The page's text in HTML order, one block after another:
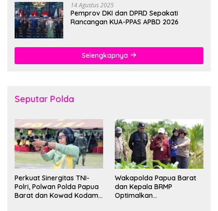
14 Agustus 2025
Pemprov DKI dan DPRD Sepakati
Rancangan KUA-PPAS APBD 2026
Selengkapnya
Seputar Polda
Perkuat Sinergitas TNI-
Polri, Polwan Polda Papua
Barat dan Kowad Kodam
Wakapolda Papua Barat
dan Kepala BRMP
Optimalkan